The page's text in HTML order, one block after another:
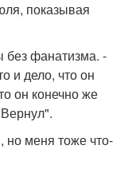
показывая
без фанатизма. -
и дело, что он
он конечно же
но меня тоже что-